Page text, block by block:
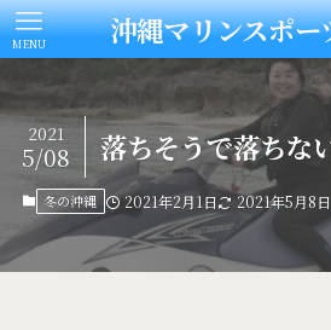
沖縄マリンスポー
MENU
落ちそうで落ちな
2021
5/08
冬の沖縄 2021年2月1日 2021年5月8日